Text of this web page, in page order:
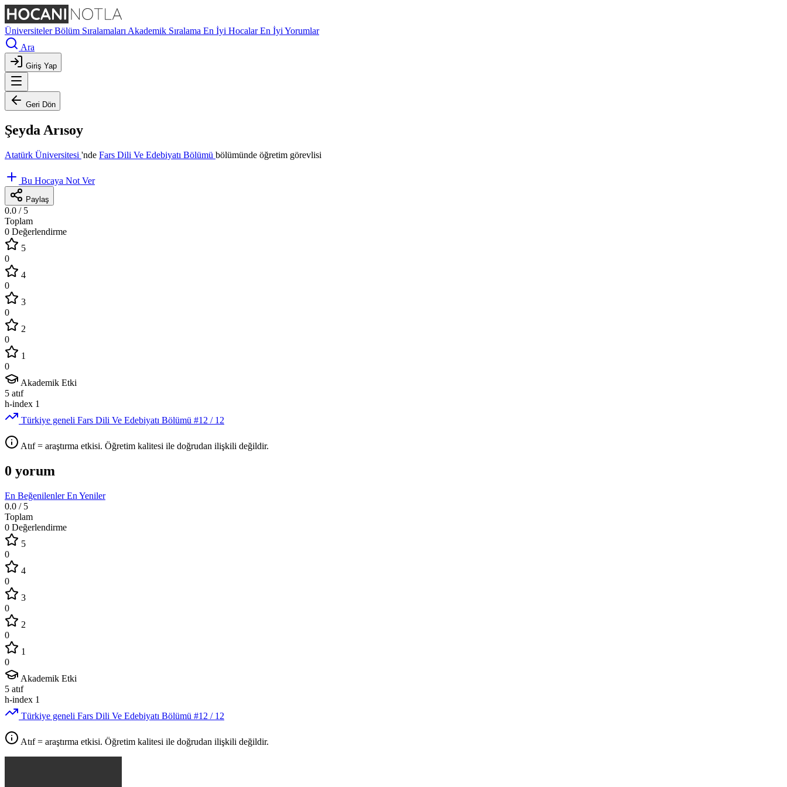
ÜniversitelerBölüm Sıralamaları Akademik Sıralama En İyi HocalarEn İyi Yorumlar
Ara
Giriş Yap
Geri Dön
Şeyda Arısoy
Atatürk Üniversitesi 'nde Fars Dili Ve Edebiyatı Bölümü bölümünde öğretim görevlisi
Bu Hocaya Not Ver
Paylaş
0.0 / 5
Toplam
0 Değerlendirme
5
0
4
0
3
0
2
0
1
0
Akademik Etki
5 atıf
h-index 1
Türkiye geneli Fars Dili Ve Edebiyatı Bölümü #12 / 12
Atıf = araştırma etkisi. Öğretim kalitesi ile doğrudan ilişkili değildir.
0 yorum
En BeğenilenlerEn Yeniler
0.0 / 5
Toplam
0 Değerlendirme
5
0
4
0
3
0
2
0
1
0
Akademik Etki
5 atıf
h-index 1
Türkiye geneli Fars Dili Ve Edebiyatı Bölümü #12 / 12
Atıf = araştırma etkisi. Öğretim kalitesi ile doğrudan ilişkili değildir.